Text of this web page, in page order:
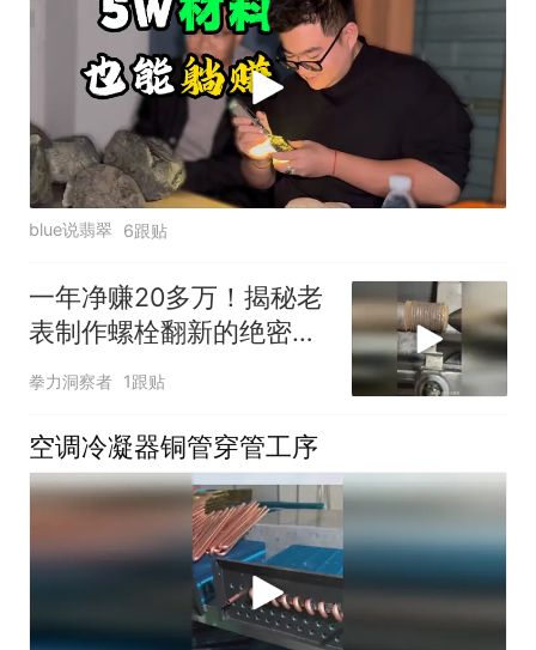
blue说翡翠 6跟贴
一年净赚20多万！揭秘老
表制作螺栓翻新的绝密过
程！
拳力洞察者 1跟贴
空调冷凝器铜管穿管工序